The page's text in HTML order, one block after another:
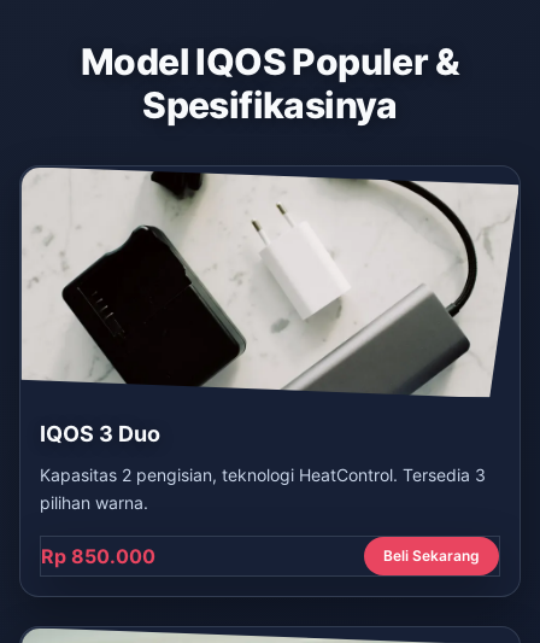
Model IQOS Populer &
Spesifikasinya
IQOS 3 Duo
Kapasitas 2 pengisian, teknologi HeatControl. Tersedia 3
pilihan warna.
Rp 850.000 Beli Sekarang